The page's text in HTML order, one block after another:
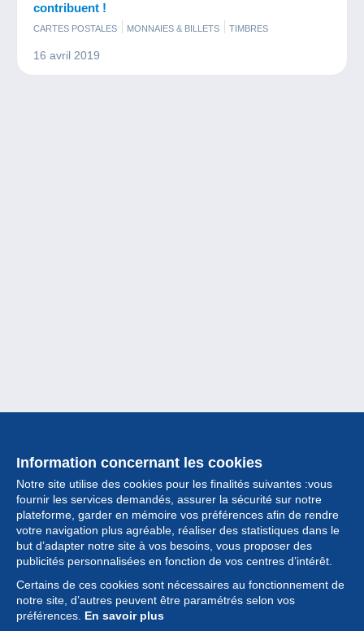
contribuent !
CARTES POSTALES MONNAIES & BILLETS TIMBRES
16 avril 2019
Information concernant les cookies
Notre site utilise des cookies pour les finalités suivantes :vous
fournir les services demandés, assurer la sécurité sur notre
plateforme, garder en mémoire vos préférences afin de rendre
votre navigation plus agréable, réaliser des statistiques dans le
but d’adapter notre site à vos besoins, vous proposer des
publicités personnalisées en fonction de vos centres d’intérêt.
Certains de ces cookies sont nécessaires au fonctionnement de
notre site, d’autres peuvent être paramétrés selon vos
préférences. En savoir plus
Collection
Actualités
Fonctionnalités